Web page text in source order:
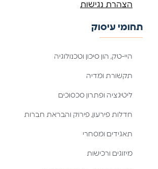
הצהרת נגישות
תחומי עיסוק
היי-טק, הון סיכון וטכנולוגיה
תקשורת ומדיה
ליטיגציה ופתרון סכסוכים
חדלות פירעון, פירוק והבראת חברות
תאגידים ומסחרי
מיזוגים ורכישות